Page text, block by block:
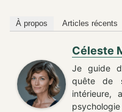
À propos Articles récents
Céleste
Je guide
quête de
intérieure,